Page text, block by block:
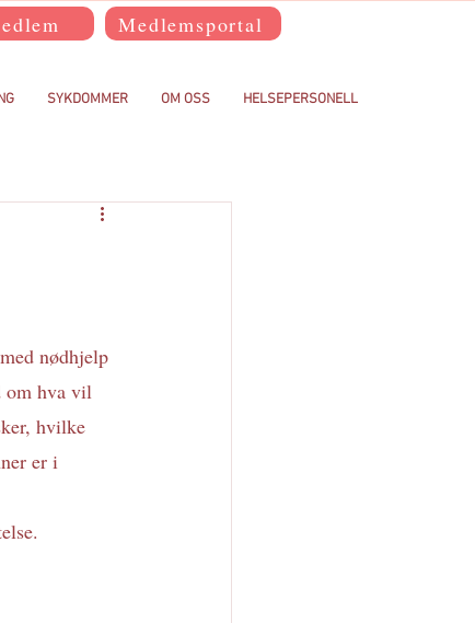
Medlemsportal
SYKDOMMER OM OSS HELSEPERSONELL
om hva vil
hvilke
er i